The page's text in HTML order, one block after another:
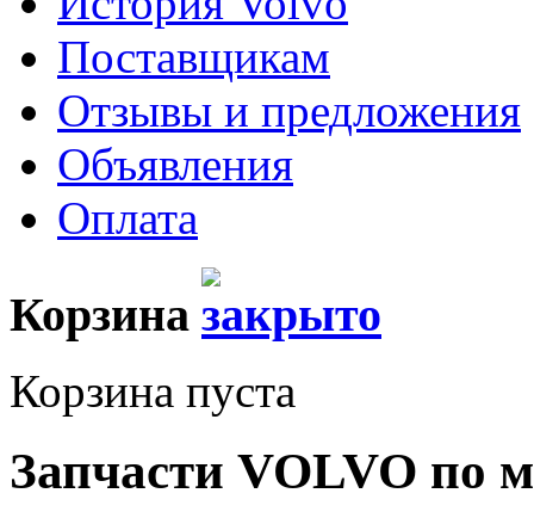
Поставщикам
Отзывы и предложения
Объявления
Оплата
Корзина
Корзина пуста
Запчасти VOLVO по